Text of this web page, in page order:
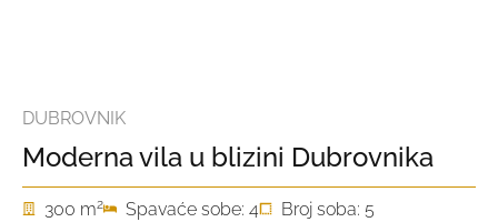
DUBROVNIK
Moderna vila u blizini Dubrovnika
300 m2 Spavaće sobe: 4
Broj soba: 5